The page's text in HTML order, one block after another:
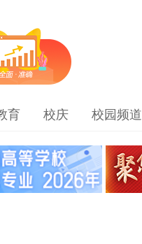
育 校庆 校园频道